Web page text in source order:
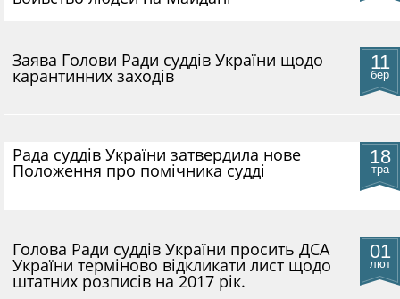
11
бер
​Заява Голови Ради суддів України щодо
карантинних заходів
18
тра
Рада суддів України затвердила нове
Положення про помічника судді
01
лют
Голова Ради суддів України просить ДСА
України терміново відкликати лист щодо
штатних розписів на 2017 рік.